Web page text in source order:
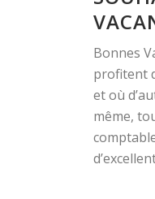
Bonnes
profitent
et où
même,